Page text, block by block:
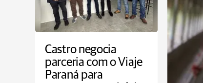
Castro negocia
parceria com o Viaje
Paraná para